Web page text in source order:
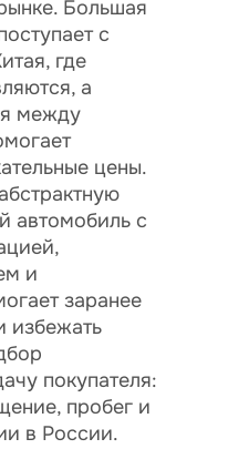
Большая
с
где
а
между
цены.
автомобиль с
и
заранее
избежать
покупателя:
пробег и
в России.